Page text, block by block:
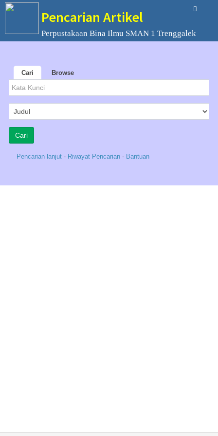
Pencarian Artikel
Perpustakaan Bina Ilmu SMAN 1 Trenggalek
Cari Browse
Pencarian lanjut - Riwayat Pencarian - Bantuan